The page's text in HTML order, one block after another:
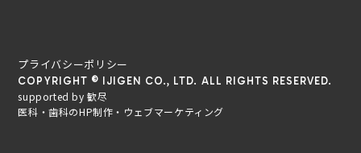
プライバシーポリシー
COPYRIGHT © IJIGEN CO., LTD. ALL RIGHTS RESERVED.
supported by 歓尽
医科・歯科のHP制作・ウェブマーケティング